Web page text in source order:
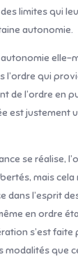
des limites qui
autonomie.
elle-
l’ordre qui
de l’ordre en
est justement
se réalise,
mais
dans l’esprit
en ordre
s’est
modalités que